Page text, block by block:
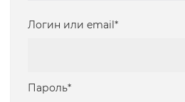
Логин или email*
Пароль*